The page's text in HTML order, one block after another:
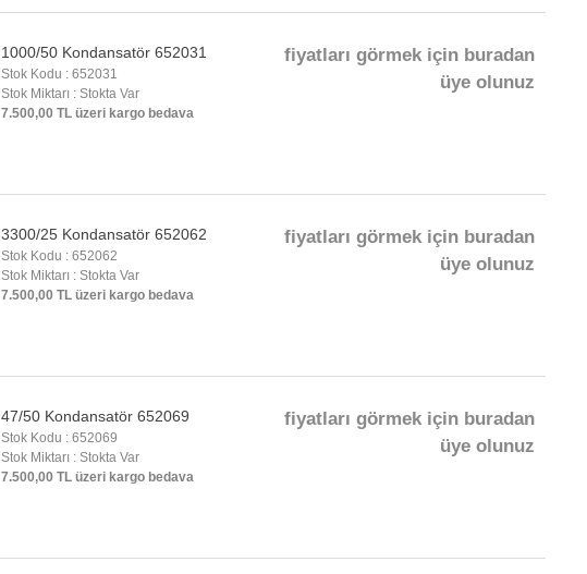
1000/50 Kondansatör 652031
Stok Kodu : 652031
Stok Miktarı : Stokta Var
7.500,00 TL üzeri kargo bedava
fiyatları görmek için buradan
üye olunuz
3300/25 Kondansatör 652062
Stok Kodu : 652062
Stok Miktarı : Stokta Var
7.500,00 TL üzeri kargo bedava
fiyatları görmek için buradan
üye olunuz
47/50 Kondansatör 652069
Stok Kodu : 652069
Stok Miktarı : Stokta Var
7.500,00 TL üzeri kargo bedava
fiyatları görmek için buradan
üye olunuz